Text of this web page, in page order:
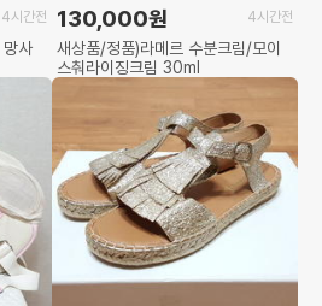
4시간전
사
4시간전
130,000원
새상품/정품)라메르 수분크림/모이
스춰라이징크림 30ml